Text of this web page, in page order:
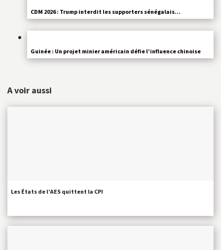
CDM 2026 : Trump interdit les supporters sénégalais…
Guinée : Un projet minier américain défie l’influence chinoise
A voir aussi
Les États de l’AES quittent la CPI